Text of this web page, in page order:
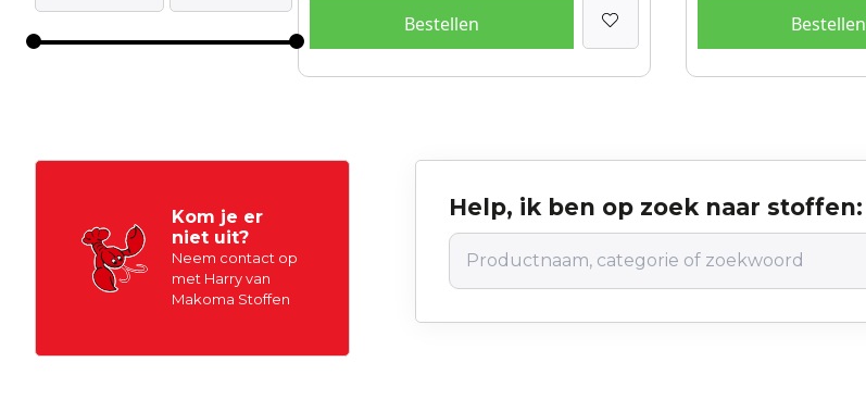
Bestellen Bestellen
Kom je er
niet uit?
Neem contact op
met Harry van
Makoma Stoffen
Help, ik ben op zoek naar stoffen: